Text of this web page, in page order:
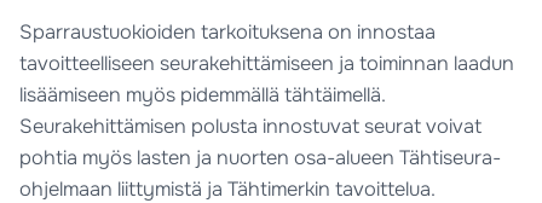
Sparraustuokioiden tarkoituksena on innostaa
tavoitteelliseen seurakehittämiseen ja toiminnan laadun
lisäämiseen myös pidemmällä tähtäimellä.
Seurakehittämisen polusta innostuvat seurat voivat
pohtia myös lasten ja nuorten osa-alueen Tähtiseura-
ohjelmaan liittymistä ja Tähtimerkin tavoittelua.